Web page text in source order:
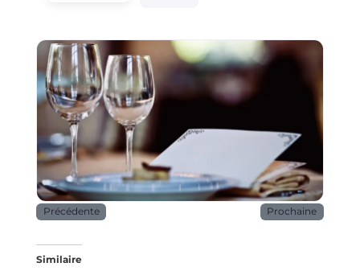
Précédente Prochaine
Similaire